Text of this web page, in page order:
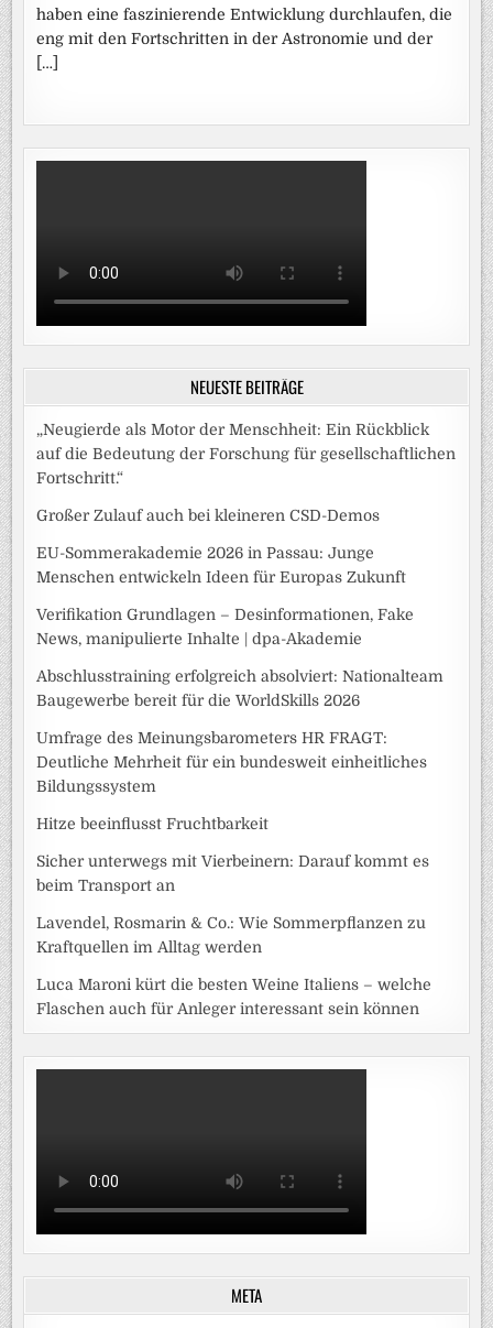
haben eine faszinierende Entwicklung durchlaufen, die
eng mit den Fortschritten in der Astronomie und der
[…]
NEUESTE BEITRÄGE
„Neugierde als Motor der Menschheit: Ein Rückblick
auf die Bedeutung der Forschung für gesellschaftlichen
Fortschritt.“
Großer Zulauf auch bei kleineren CSD-Demos
EU-Sommerakademie 2026 in Passau: Junge
Menschen entwickeln Ideen für Europas Zukunft
Verifikation Grundlagen – Desinformationen, Fake
News, manipulierte Inhalte | dpa-Akademie
Abschlusstraining erfolgreich absolviert: Nationalteam
Baugewerbe bereit für die WorldSkills 2026
Umfrage des Meinungsbarometers HR FRAGT:
Deutliche Mehrheit für ein bundesweit einheitliches
Bildungssystem
Hitze beeinflusst Fruchtbarkeit
Sicher unterwegs mit Vierbeinern: Darauf kommt es
beim Transport an
Lavendel, Rosmarin & Co.: Wie Sommerpflanzen zu
Kraftquellen im Alltag werden
Luca Maroni kürt die besten Weine Italiens – welche
Flaschen auch für Anleger interessant sein können
META